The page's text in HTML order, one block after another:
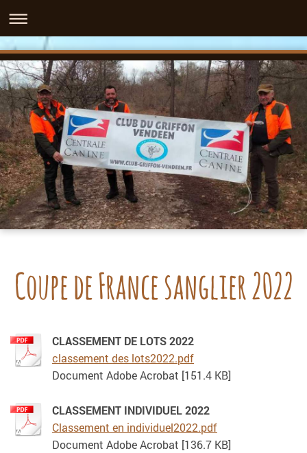
Coupe de France sanglier 2022
CLASSEMENT DE LOTS 2022
classement des lots2022.pdf
Document Adobe Acrobat [151.4 KB]
CLASSEMENT INDIVIDUEL 2022
Classement en individuel2022.pdf
Document Adobe Acrobat [136.7 KB]